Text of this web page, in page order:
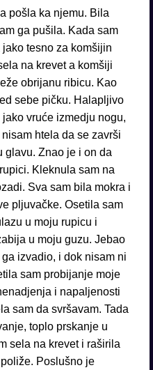
pošla ka njemu. Bila
ga pušila. Kada sam
tesno za komšijin
na krevet a komšiji
obrijanu ribicu. Kao
sebe pičku. Halapljivo
vruće izmedju nogu,
htela da se završi
glavu. Znao je i on da
Kleknula sam na
Sva sam bila mokra i
pljuvačke. Osetila sam
u moju rupicu i
u moju guzu. Jebao
izvadio, i dok nisam ni
sam probijanje moje
i napaljenosti
sam da svršavam. Tada
toplo prskanje u
sela na krevet i raširila
Poslušno je